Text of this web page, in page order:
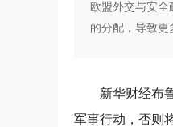
欧盟外交与安
的分配，导致更
新华财经布
军事行动，否则